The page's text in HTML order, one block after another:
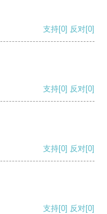
支持[0] 反对[0]
支持[0] 反对[0]
支持[0] 反对[0]
支持[0] 反对[0]